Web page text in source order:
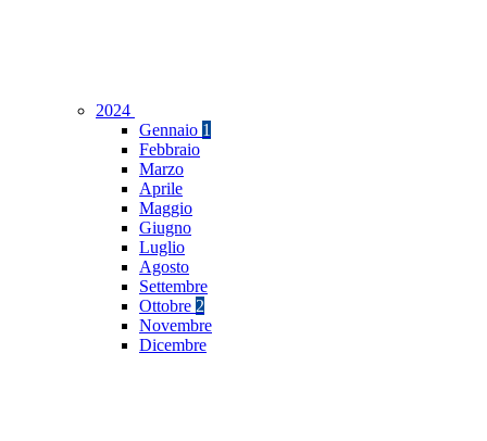
2024
Gennaio 1
Febbraio
Marzo
Aprile
Maggio
Giugno
Luglio
Agosto
Settembre
Ottobre 2
Novembre
Dicembre